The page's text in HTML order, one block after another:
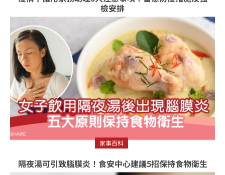
檢安排
家事百科
隔夜湯可引致腦膜炎！食安中心建議5招保持食物衛生